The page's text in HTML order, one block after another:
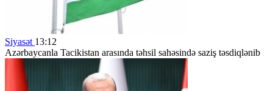
Siyasət 13:12
Azərbaycanla Tacikistan arasında təhsil sahəsində saziş təsdiqlənib